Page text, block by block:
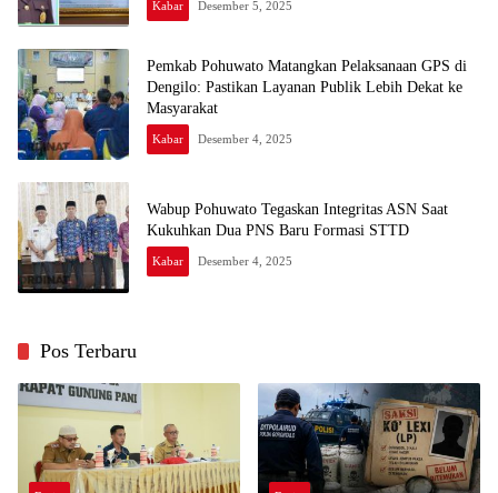
Kabar Desember 5, 2025
Pemkab Pohuwato Matangkan Pelaksanaan GPS di
Dengilo: Pastikan Layanan Publik Lebih Dekat ke
Masyarakat
Kabar Desember 4, 2025
Wabup Pohuwato Tegaskan Integritas ASN Saat
Kukuhkan Dua PNS Baru Formasi STTD
Kabar Desember 4, 2025
Pos Terbaru